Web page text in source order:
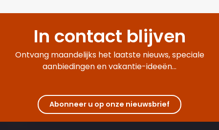
In contact blijven
Ontvang maandelijks het laatste nieuws, speciale
aanbiedingen en vakantie-ideeën...
Abonneer u op onze nieuwsbrief